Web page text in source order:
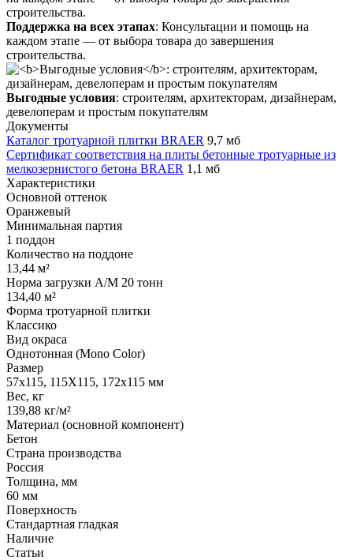
Поддержка на всех этапах: Консультации и помощь на
каждом этапе — от выбора товара до завершения
строительства.
Выгодные условия: строителям, архитекторам, дизайнерам,
девелоперам и простым покупателям
Документы
Каталог тротуарной плитки BRAER 9,7 мб
Сертификат соответствия на плиты бетонные тротуарные из
мелкозернистого бетона BRAER 1,1 мб
Характеристики
Основной оттенок
Оранжевый
Минимальная партия
1 поддон
Количество на поддоне
13,44 м²
Норма загрузки А/М 20 тонн
134,40 м²
Форма тротуарной плитки
Классико
Вид окраса
Однотонная (Mono Color)
Размер
57х115, 115Х115, 172х115 мм
Вес, кг
139,88 кг/м²
Материал (основной компонент)
Бетон
Страна производства
Россия
Толщина, мм
60 мм
Поверхность
Стандартная гладкая
Наличие
Статьи